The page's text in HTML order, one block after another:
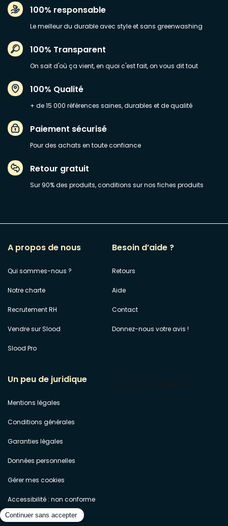
100% responsable
Le meilleur du durable avec style et sans greenwashing
100% Transparent
On sait d'où ça vient, en quoi c'est fait, on vous dit tout
100% Qualité
+ de 15 000 références saines, durables et de qualité
Paiement sécurisé
Pour des achats en toute confiance
Retour gratuit
Sur 90% des produits, conditions sur nos fiches produits
A propos de nous
Qui sommes-nous ?
Notre charte
Recrutement RH
Vendre sur Slood
Slood Pro
Besoin d’aide ?
Retours
Aide
Contact
Donnez-nous votre avis !
Un peu de juridique
Mentions légales
Conditions générales
Garanties légales
Données personnelles
Gérer mes cookies
Accessibilité : non conforme